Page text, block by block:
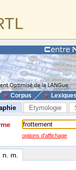
Corpus
Etymologie
options d'affichage
, n. m.